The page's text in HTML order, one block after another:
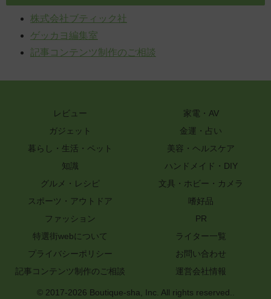
株式会社ブティック社
ゲッカヨ編集室
記事コンテンツ制作のご相談
レビュー
家電・AV
ガジェット
金運・占い
暮らし・生活・ペット
美容・ヘルスケア
知識
ハンドメイド・DIY
グルメ・レシピ
文具・ホビー・カメラ
スポーツ・アウトドア
嗜好品
ファッション
PR
特選街webについて
ライター一覧
プライバシーポリシー
お問い合わせ
記事コンテンツ制作のご相談
運営会社情報
© 2017-2026 Boutique-sha, Inc. All rights reserved..